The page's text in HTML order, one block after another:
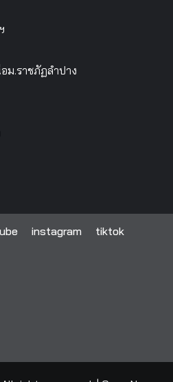
ม.ราชภัฏลำปาง
instagram tiktok